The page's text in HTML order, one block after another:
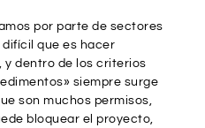
por parte de sectores
que es hacer
y dentro de los criterios
siempre surge
son muchos permisos,
bloquear el proyecto,